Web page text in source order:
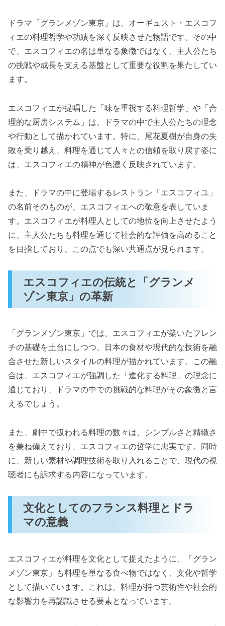
ドラマ「グランメゾン東京」は、オーギュスト・エスコフ
ィエの料理哲学や功績を深く反映させた物語です。その中
で、エスコフィエの名は単なる象徴ではなく、主人公たち
の挑戦や成長を支える基盤として重要な役割を果たしてい
ます。
エスコフィエが提唱した「味を重視する料理哲学」や「合
理的な厨房システム」は、ドラマの中で主人公たちの理念
や行動として描かれています。特に、尾花夏樹が自身の失
敗を乗り越え、料理を通じて人々との信頼を取り戻す姿に
は、エスコフィエの精神が色濃く反映されています。
また、ドラマの中に登場するレストラン「エスコフィユ」
の名前そのものが、エスコフィエへの敬意を表していま
す。エスコフィエが料理人としての地位を向上させたよう
に、主人公たちも料理を通じて社会的な評価を高めること
を目指しており、この点でも深い共通点が見られます。
エスコフィエの伝統と「グランメ
ゾン東京」の革新
「グランメゾン東京」では、エスコフィエが築いたフレン
チの基礎を土台にしつつ、日本の食材や現代的な技術を融
合させた新しいスタイルの料理が描かれています。この融
合は、エスコフィエが強調した「進化する料理」の理念に
通じており、ドラマの中での挑戦的な料理がその象徴と言
えるでしょう。
また、劇中で扱われる料理の数々は、シンプルさと精緻さ
を兼ね備えており、エスコフィエの哲学に忠実です。同時
に、新しい素材や調理技術を取り入れることで、現代の視
聴者にも訴求する内容になっています。
文化としてのフランス料理とドラ
マの意義
エスコフィエが料理を文化として捉えたように、「グラン
メゾン東京」も料理を単なる食べ物ではなく、文化や哲学
として描いています。これは、料理が持つ芸術性や社会的
な影響力を再認識させる要素となっています。